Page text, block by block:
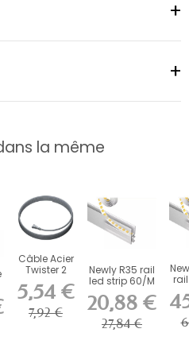
la même
Câble Acier
Twister 2
mm Artiteq
pour
Cimaise
5,54 €
7,92 €
Newly R35 rail
led strip 60/M
25W 3000K...
20,88 €
27,84 €